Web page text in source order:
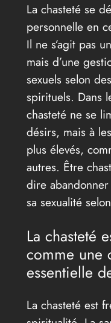
La chasteté se
personnelle en
Il ne s’agit pas
mais d’une
sexuels selon
spirituels. Dans
chasteté ne se
désirs, mais à
plus élevés,
autres. Être
dire
sa sexualité
La chasteté
comme une
essentielle
La chasteté est